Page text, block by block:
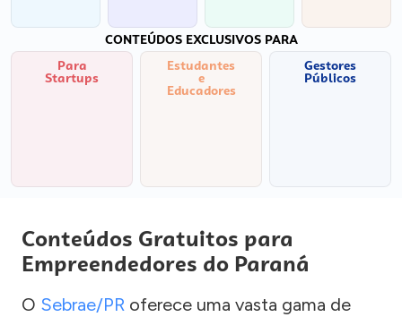
CONTEÚDOS EXCLUSIVOS PARA
Para
Startups
Estudantes
e
Educadores
Gestores
Públicos
Conteúdos Gratuitos para
Empreendedores do Paraná
O Sebrae/PR oferece uma vasta gama de